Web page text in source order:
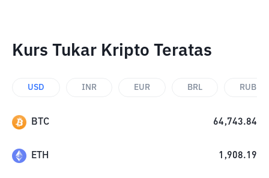
Kurs Tukar Kripto Teratas
USD INR EUR BRL RUB
BTC 64,743.84
ETH 1,908.19